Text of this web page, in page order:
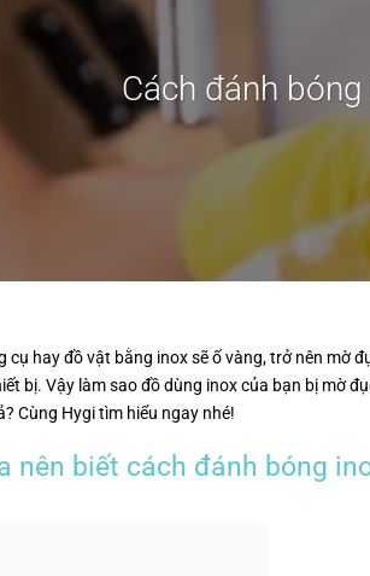
Cách đánh
cụ hay đồ vật bằng inox sẽ ố vàng, trở nên mờ
bị. Vậy làm sao đồ dùng inox của bạn bị mờ
Cùng Hygi tìm hiểu ngay nhé!
nên biết cách đánh bóng